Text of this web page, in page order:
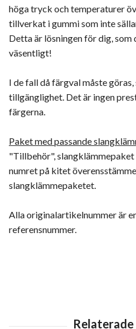
höga tryck och temperaturer
tillverkat i gummi som inte
Detta är lösningen för dig,
väsentligt!
I de fall då färgval måste
tillgänglighet. Det är ingen
färgerna.
Paket med passande
"Tillbehör",
numret på kitet
slangklämmepaketet.
Alla originalartikelnummer är
referensnummer.